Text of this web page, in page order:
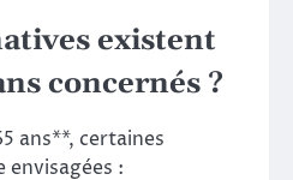
existent
concernés ?
ans**, certaines
: